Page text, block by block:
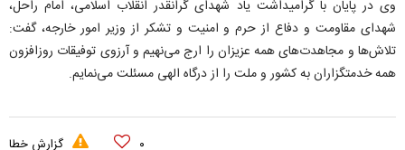
وی در پایان با گرامیداشت یاد شهدای گرانقدر انقلاب اسلامی، امام راحل،
شهدای مقاومت و دفاع از حرم و امنیت و تشکر از وزیر امور خارجه، گفت:
تلاش‌ها و مجاهدت‌های همه عزیزان را ارج می‌نهیم و آرزوی توفیقات روزافزون
همه خدمتگزاران به کشور و ملت را از درگاه الهی مسئلت می‌نمایم.
۰ گزارش خطا